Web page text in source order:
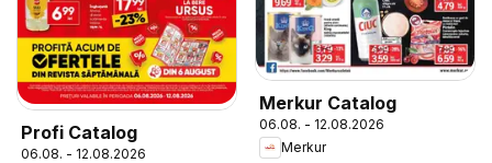
Profi Catalog
06.08. - 12.08.2026
Merkur Catalog
06.08. - 12.08.2026
Merkur